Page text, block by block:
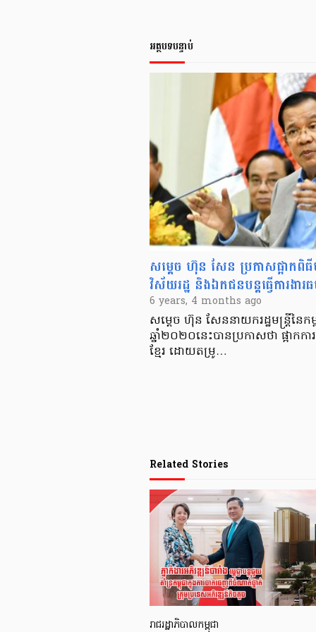
អត្ថបទបន្ទាប់
សម្តេច ហ៊ុន សែន ប្រកាសផ្អាកពិធី
វិស័យរដ្ឋ និងឯកជន​បន្ដ​ធ្វើការងារធ
6 years, 4 months ago
សម្តេច ហ៊ុន សែននាយករដ្ឋមន្ត្រីនៃក
ឆ្នាំ២០២០នេះបានប្រកាសថា ផ្អាកក
ខ្មែរ ដោយតម្រូ…
Related Stories
រាជរដ្ឋាភិបាលកម្ពុជា